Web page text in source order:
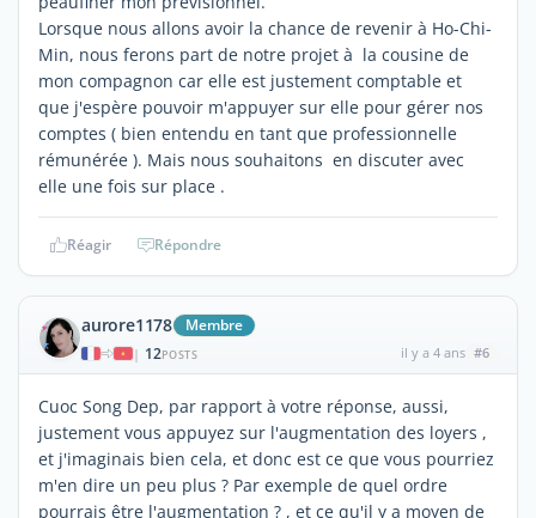
Lorsque nous allons avoir la chance de revenir à Ho-Chi-
Min, nous ferons part de notre projet à la cousine de
mon compagnon car elle est justement comptable et
que j'espère pouvoir m'appuyer sur elle pour gérer nos
comptes ( bien entendu en tant que professionnelle
rémunérée ). Mais nous souhaitons en discuter avec
elle une fois sur place .
Réagir Répondre
aurore1178 Membre
| 12POSTS il y a 4 ans #6
Cuoc Song Dep, par rapport à votre réponse, aussi,
justement vous appuyez sur l'augmentation des loyers ,
et j'imaginais bien cela, et donc est ce que vous pourriez
m'en dire un peu plus ? Par exemple de quel ordre
pourrais être l'augmentation ? , et ce qu'il y a moyen de